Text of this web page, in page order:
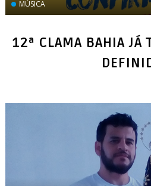
MÚSICA
12ª CLAMA BAHIA JÁ